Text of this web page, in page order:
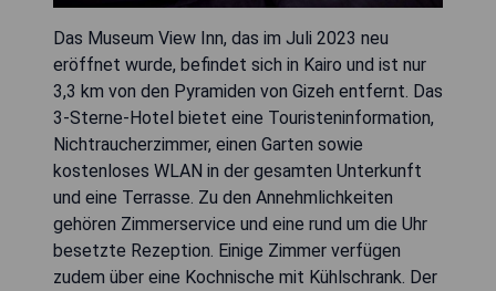
Das Museum View Inn, das im Juli 2023 neu
eröffnet wurde, befindet sich in Kairo und ist nur
3,3 km von den Pyramiden von Gizeh entfernt. Das
3-Sterne-Hotel bietet eine Touristeninformation,
Nichtraucherzimmer, einen Garten sowie
kostenloses WLAN in der gesamten Unterkunft
und eine Terrasse. Zu den Annehmlichkeiten
gehören Zimmerservice und eine rund um die Uhr
besetzte Rezeption. Einige Zimmer verfügen
zudem über eine Kochnische mit Kühlschrank. Der